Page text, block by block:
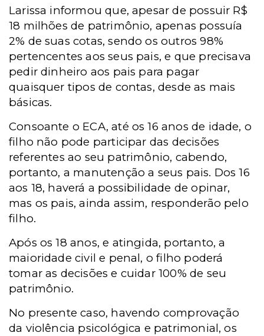
Larissa informou que, apesar de possuir R$
18 milhões de patrimônio, apenas possuía
2% de suas cotas, sendo os outros 98%
pertencentes aos seus pais, e que precisava
pedir dinheiro aos pais para pagar
quaisquer tipos de contas, desde as mais
básicas.
Consoante o ECA, até os 16 anos de idade, o
filho não pode participar das decisões
referentes ao seu patrimônio, cabendo,
portanto, a manutenção a seus pais. Dos 16
aos 18, haverá a possibilidade de opinar,
mas os pais, ainda assim, responderão pelo
filho.
Após os 18 anos, e atingida, portanto, a
maioridade civil e penal, o filho poderá
tomar as decisões e cuidar 100% de seu
patrimônio.
No presente caso, havendo comprovação
da violência psicológica e patrimonial, os